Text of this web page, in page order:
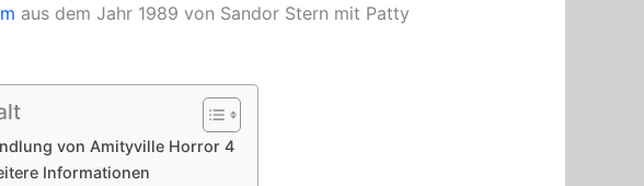
aus dem Jahr 1989 von Sandor Stern mit Patty
von Amityville Horror 4
Informationen